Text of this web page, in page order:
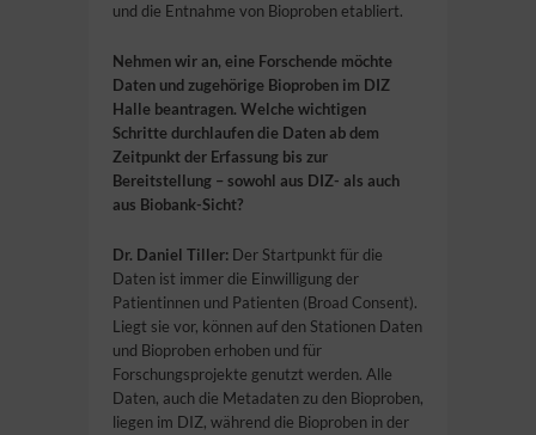
und die Entnahme von Bioproben etabliert.
Nehmen wir an, eine Forschende möchte
Daten und zugehörige Bioproben im DIZ
Halle beantragen. Welche wichtigen
Schritte durchlaufen die Daten ab dem
Zeitpunkt der Erfassung bis zur
Bereitstellung – sowohl aus DIZ- als auch
aus Biobank-Sicht?
Dr. Daniel Tiller: Der Startpunkt für die
Daten ist immer die Einwilligung der
Patientinnen und Patienten (Broad Consent).
Liegt sie vor, können auf den Stationen Daten
und Bioproben erhoben und für
Forschungsprojekte genutzt werden. Alle
Daten, auch die Metadaten zu den Bioproben,
liegen im DIZ, während die Bioproben in der